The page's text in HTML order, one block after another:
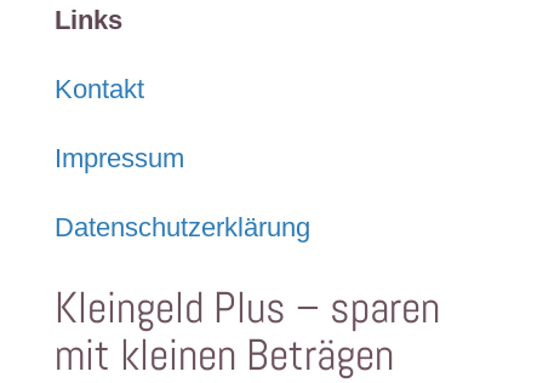
Links
Kontakt
Impressum
Datenschutzerklärung
Kleingeld Plus – sparen
mit kleinen Beträgen